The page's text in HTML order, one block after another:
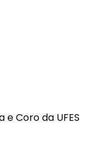
Coro da UFES